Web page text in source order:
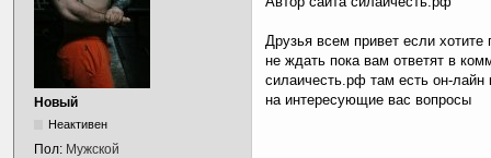
Новый
Неактивен
Пол: Мужской
Друзья всем привет если
не ждать пока вам ответят в
силаичесть.рф там есть он-лайн
на интересующие вас вопросы